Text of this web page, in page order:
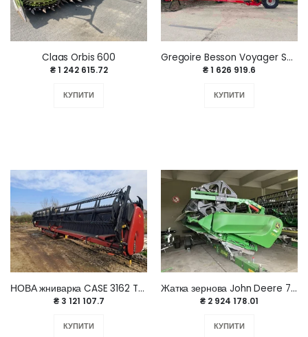
Claas Orbis 600
₴ 1 242 615.72
КУПИТИ
Gregoire Besson Voyager S70 7+1. 2022 р.
₴ 1 626 919.6
КУПИТИ
НОВА жниварка CASE 3162 TerraFlex
₴ 3 121 107.7
КУПИТИ
Жатка зернова John Deere 725X 2022 року
₴ 2 924 178.01
КУПИТИ